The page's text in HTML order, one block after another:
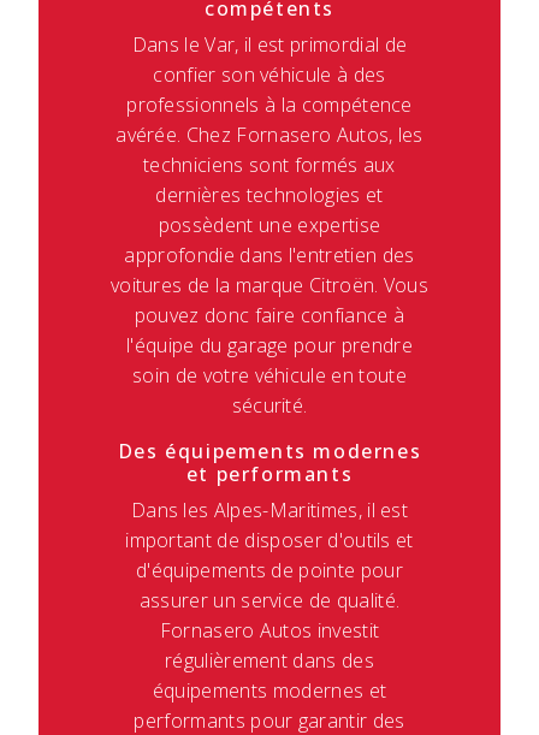
compétents
Dans le Var, il est primordial de
confier son véhicule à des
professionnels à la compétence
avérée. Chez Fornasero Autos, les
techniciens sont formés aux
dernières technologies et
possèdent une expertise
approfondie dans l'entretien des
voitures de la marque Citroën. Vous
pouvez donc faire confiance à
l'équipe du garage pour prendre
soin de votre véhicule en toute
sécurité.
Des équipements modernes
et performants
Dans les Alpes-Maritimes, il est
important de disposer d'outils et
d'équipements de pointe pour
assurer un service de qualité.
Fornasero Autos investit
régulièrement dans des
équipements modernes et
performants pour garantir des